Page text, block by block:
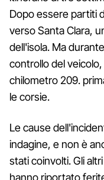
Dopo essere partiti
verso Santa Clara,
dell'isola. Ma
controllo del
chilometro 209.
le corsie.
Le cause
indagine, e non è
stati coinvolti. Gli
hanno riportato